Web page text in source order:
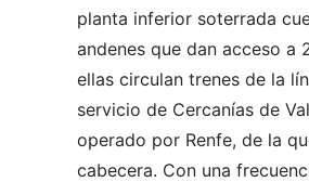
planta inferior soterrada
andenes que dan acceso a
ellas circulan trenes de la
servicio de Cercanías de
operado por Renfe, de la
cabecera. Con una